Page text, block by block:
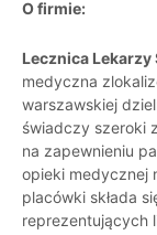
O firmie:
Lecznica
medyczna
warszawskiej
świadczy szeroki
na zapewnieniu
opieki medycznej
placówki składa
reprezentujących